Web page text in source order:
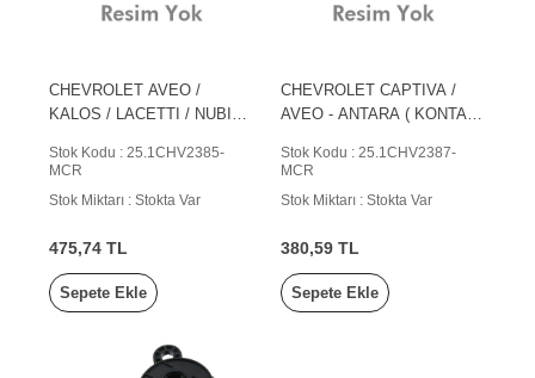
CHEVROLET AVEO /
KALOS / LACETTI / NUBIRA
TERMİĞİ )
Stok Kodu : 25.1CHV2385-
MCR
Stok Miktarı : Stokta Var
475,74 TL
Sepete Ekle
CHEVROLET CAPTIVA /
AVEO - ANTARA ( KONTAK
Stok Kodu : 25.1CHV2387-
MCR
Stok Miktarı : Stokta Var
380,59 TL
Sepete Ekle